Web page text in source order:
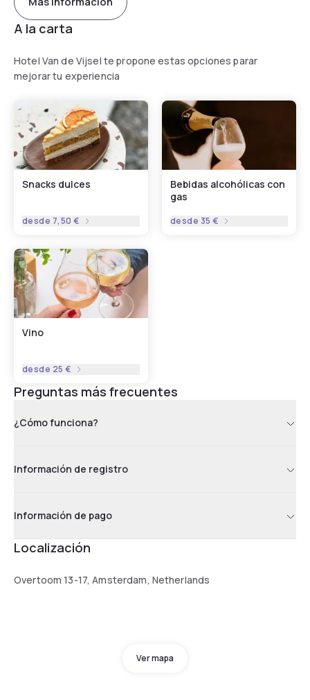
A la carta
Hotel Van de Vijsel te propone estas opciones parar
mejorar tu experiencia
Snacks dulces
desde 7,50 €
Bebidas alcohólicas con
gas
desde 35 €
Vino
desde 25 €
Preguntas más frecuentes
¿Cómo funciona?
Información de registro
Información de pago
Localización
Overtoom 13-17, Amsterdam, Netherlands
Ver mapa